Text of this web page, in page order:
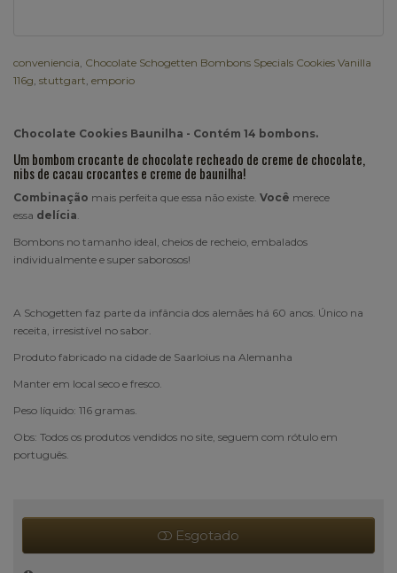
conveniencia Chocolate Schogetten Bombons Specials Cookies Vanilla
116g stuttgart emporio
Chocolate Cookies Baunilha - Contém 14 bombons.
Um bombom crocante de chocolate recheado de creme de chocolate,
nibs de cacau crocantes e creme de baunilha!
Combinação mais perfeita que essa não existe. Você merece
essa delícia
Bombons no tamanho ideal, cheios de recheio, embalados
individualmente e super saborosos!
A Schogetten faz parte da infância dos alemães há 60 anos. Único na
receita, irresistível no sabor.
Produto fabricado na cidade de Saarloius na Alemanha
Manter em local seco e fresco.
Peso líquido: 116 gramas.
Obs: Todos os produtos vendidos no site, seguem com rótulo em
português.
Esgotado